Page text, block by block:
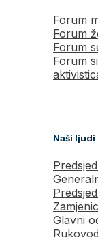
Forum
Forum
Forum
Forum
Naši ljudi
Glavni